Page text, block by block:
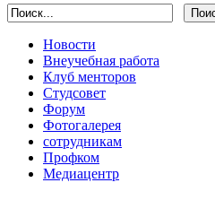
Новости
Внеучебная работа
Клуб менторов
Студсовет
Форум
Фотогалерея
сотрудникам
Профком
Медиацентр